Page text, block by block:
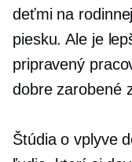
deťmi na
piesku. Ale je
pripravený
dobre zarobené
Štúdia o vplyve